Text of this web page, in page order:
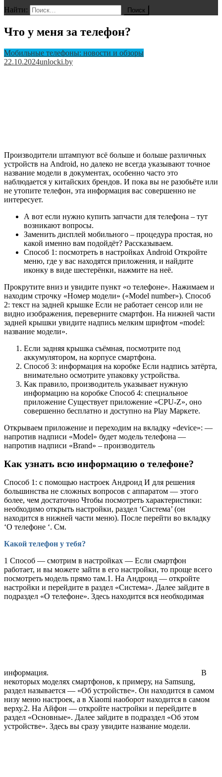
Найти:
Что у меня за телефон?
Мобильные телефоны: новости и обзоры
22.10.2024unlocki.by
Производители штампуют всё больше и больше различных
устройств на Android, но далеко не всегда указывают точное
название модели в документах, особенно часто это
наблюдается у китайских брендов. И пока вы не разобьёте или
не утопите телефон, эта информация вас совершенно не
интересует.
А вот если нужно купить запчасти для телефона – тут
возникают вопросы.
Заменить дисплей мобильного – процедура простая, но
какой именно вам подойдёт? Рассказываем.
Способ 1: посмотреть в настройках Android Откройте
меню, где у вас находятся приложения, и найдите
иконку в виде шестерёнки, нажмите на неё.
Прокрутите вниз и увидите пункт «о телефоне». Нажимаем и
находим строчку «Номер модели» («Model number»). Способ
2: текст на задней крышке Если не работает сенсор или не
видно изображения, переверните смартфон. На нижней части
задней крышки увидите надпись мелким шрифтом «model:
название модели».
Если задняя крышка съёмная, посмотрите под
аккумулятором, на корпусе смартфона.
Способ 3: информация на коробке Если надпись затёрта,
внимательно осмотрите упаковку устройства.
Как правило, производитель указывает нужную
информацию на коробке Способ 4: специальное
приложение Существует приложение «CPU-Z», оно
совершенно бесплатно и доступно на Play Маркете.
Открываем приложение и переходим на вкладку «device»: —
напротив надписи «Model» будет модель телефона —
напротив надписи «Brand» – производитель
Как узнать всю информацию о телефоне?
Способ 1: с помощью настроек Андроид И для решения
большинства не сложных вопросов с аппаратом — этого
более, чем достаточно Чтобы посмотреть характеристики:
необходимо открыть настройки, раздел ‘Система’ (он
находится в нижней части меню). После перейти во вкладку
‘О телефоне ‘. См.
Какой телефон у тебя?
1 Способ — смотрим в настройках — Если смартфон
работает, и вы можете зайти в его настройки, то проще всего
посмотреть модель прямо там.1. На Андроид — откройте
настройки и перейдите в раздел «Система». Далее зайдите в
подраздел «О телефоне». Здесь находится вся необходимая
информация.
В
некоторых моделях смартфонов, к примеру, на Samsung,
раздел называется — «Об устройстве». Он находится в самом
низу меню настроек, а в Xiaomi наоборот находится в самом
верху.2. На Айфон — откройте настройки и перейдите в
раздел «Основные». Далее зайдите в подраздел «Об этом
устройстве». Здесь вы сразу увидите название модели.